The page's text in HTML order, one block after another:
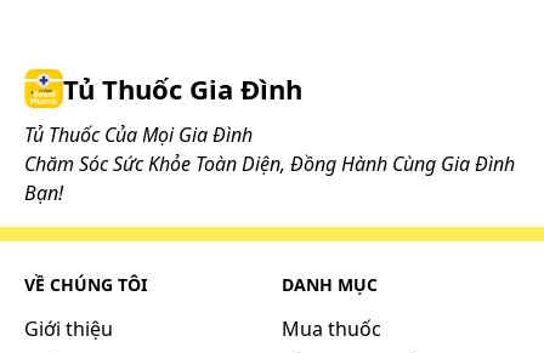
Làm gì khi quên 1 liều?
Dùng thuốc ngay khi nhớ ra. Tuy nhiên, nếu thời
gian giãn cách với liều tiếp theo quá ngắn thì bỏ
qua liều đã quên và tiếp tục lịch dùng thuốc. Không
dùng liều gấp đôi để bù cho liều đã bị bỏ lỡ.
Tác dụng phụ có thể gặp:
Khi sử dụng thuốc Dilodin Dhg, bạn có thể gặp các
hóa, hiếm gặp rối loạn thần kinh thực vật nhẹ.
Tủ Thuốc Gia Đình
Tủ Thuốc Của Mọi Gia Đình
Chăm Sóc Sức Khỏe Toàn Diện, Đồng Hành Cùng Gia Đình
Bạn!
VỀ CHÚNG TÔI
Giới thiệu
DANH MỤC
Mua thuốc